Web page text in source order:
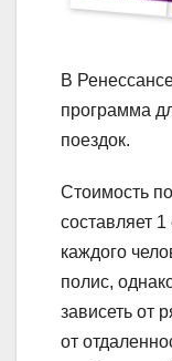
В
программа
поездок.
Стоимость
составляет
каждого
полис,
зависеть от
от